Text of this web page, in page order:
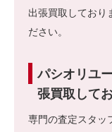
出張買取しており
ださい。
パシオリユ
張買取して
専門の査定スタッ